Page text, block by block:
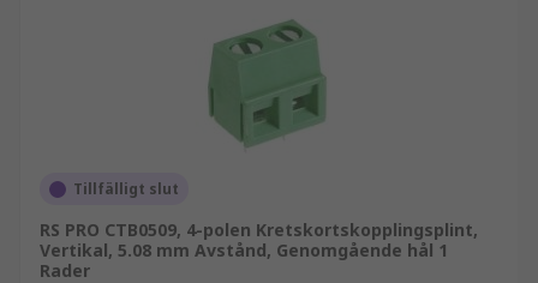
Tillfälligt slut
RS PRO CTB0509, 4-polen Kretskortskopplingsplint,
Vertikal, 5.08 mm Avstånd, Genomgående hål 1
Rader